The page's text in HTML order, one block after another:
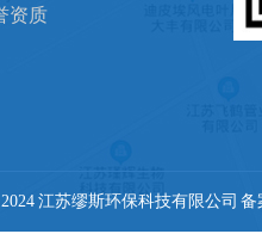
资质
江苏缪斯环保科技有限公司